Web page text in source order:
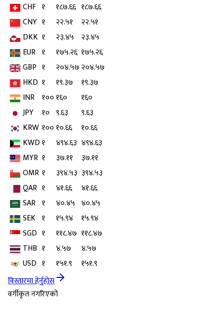
CHF १ १८७.६६ १८७.६६
CNY १ २२.५१
२२.५१
DKK १ २३.४५
२३.४५
EUR १ १७५.२६ १७५.२६
GBP १ २०४.५७ २०४.५७
HKD १ १९.३७
१९.३७
INR १००१६०
१६०
JPY
१० ९.६३
९.६३
KRW १००१०.६६
१०.६६
KWD१ ४९४.६३ ४९४.६३
MYR १ ३७.११
३७.११
OMR १ ३९४.५३ ३९४.५३
QAR १ ४१.६६
४१.६६
SAR १ ४०.४५ ४०.४५
SEK १ १५.९४
१५.९४
SGD १ ११८.४७ ११८.४७
THB १ ४.५७
४.५७
USD १ १५१.९
१५१.९
विस्तारमा हेर्नुहोस
वर्गीकृत नगरिएको